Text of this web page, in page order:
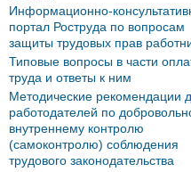
Информационно-
портал Роструда по вопросам
защиты трудовых прав
Типовые вопросы в части
труда и ответы к ним
Методические рекомендации
работодателей по
внутреннему контролю
(самоконтролю) соблюдения
трудового законодательства